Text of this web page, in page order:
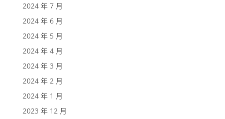
2024 年 7 月
2024 年 6 月
2024 年 5 月
2024 年 4 月
2024 年 3 月
2024 年 2 月
2024 年 1 月
2023 年 12 月